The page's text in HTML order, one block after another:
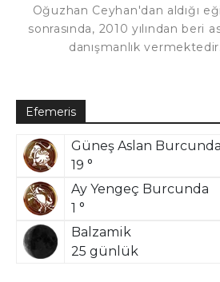
Oğuzhan Ceyhan'dan aldığı
sonrasında, 2010 yılından beri
danışmanlık vermektedir.
Efemeris
Güneş Aslan Burcunda
19 °
Ay Yengeç Burcunda
1 °
Balzamik
25 günlük